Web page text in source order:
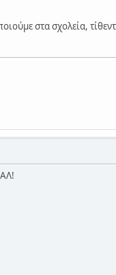
στα σχολεία,